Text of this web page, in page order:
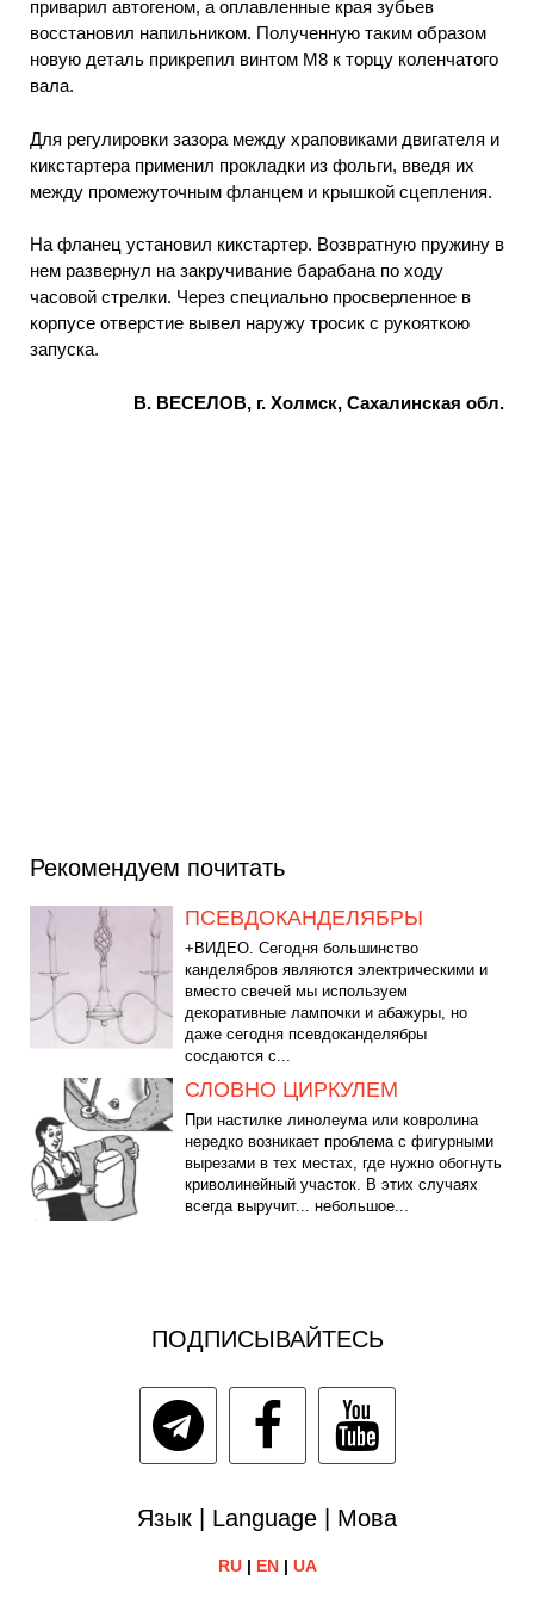
приварил автогеном, а оплавленные края зубьев
восстановил напильником. Полученную таким образом
новую деталь прикрепил винтом М8 к торцу коленчатого
вала.
Для регулировки зазора между храповиками двигателя и
кикстартера применил прокладки из фольги, введя их
между промежуточным фланцем и крышкой сцепления.
На фланец установил кикстартер. Возвратную пружину в
нем развернул на закручивание барабана по ходу
часовой стрелки. Через специально просверленное в
корпусе отверстие вывел наружу тросик с рукояткою
запуска.
В. ВЕСЕЛОВ, г. Холмск, Сахалинская обл.
Рекомендуем почитать
ПСЕВДОКАНДЕЛЯБРЫ
+ВИДЕО. Сегодня большинство
канделябров являются электрическими и
вместо свечей мы используем
декоративные лампочки и абажуры, но
даже сегодня псевдоканделябры
сосдаются с...
СЛОВНО ЦИРКУЛЕМ
При настилке линолеума или ковролина
нередко возникает проблема с фигурными
вырезами в тех местах, где нужно обогнуть
криволинейный участок. В этих случаях
всегда выручит... небольшое...
ПОДПИСЫВАЙТЕСЬ
Язык | Language | Мова
RU| EN| UA